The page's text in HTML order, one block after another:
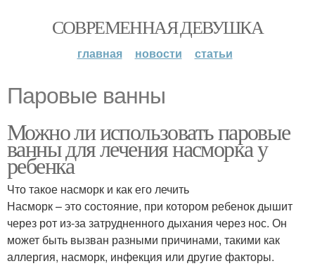
СОВРЕМЕННАЯ ДЕВУШКА
главная новости статьи
Паровые ванны
Можно ли использовать паровые
ванны для лечения насморка у
ребенка
Что такое насморк и как его лечить
Насморк – это состояние, при котором ребенок дышит
через рот из-за затрудненного дыхания через нос. Он
может быть вызван разными причинами, такими как
аллергия, насморк, инфекция или другие факторы.